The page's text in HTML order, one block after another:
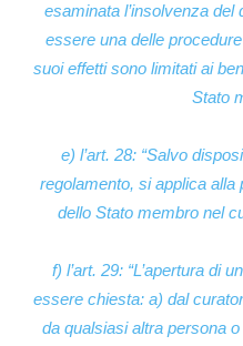
esaminata l’insolvenza
essere una delle
suoi effetti sono limitati ai
Stato
e) l’art. 28: “Salvo
regolamento, si applica
dello Stato membro nel
f) l’art. 29: “L’apertura di
essere chiesta: a) dal
da qualsiasi altra persona